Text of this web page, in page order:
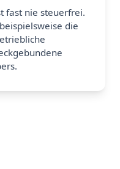
fast nie steuerfrei.
die